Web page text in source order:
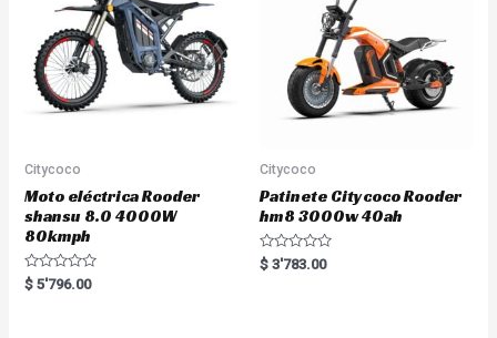
Citycoco
Moto eléctrica Rooder
shansu 8.0 4000W
80kmph
R
a
$ 5'796.00
Citycoco
Patinete Citycoco Rooder
hm8 3000w 40ah
R
a
$ 3'783.00